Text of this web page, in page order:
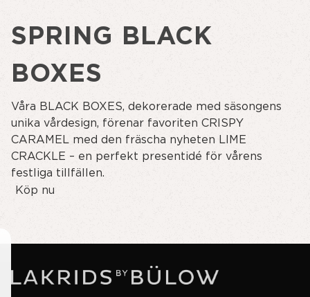
SPRING BLACK
BOXES
Våra BLACK BOXES, dekorerade med säsongens
unika vårdesign, förenar favoriten CRISPY
CARAMEL med den fräscha nyheten LIME
CRACKLE – en perfekt presentidé för vårens
festliga tillfällen.
Köp nu